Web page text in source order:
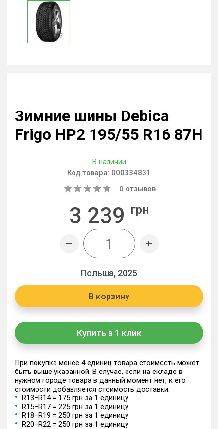
Зимние шины Debica
Frigo HP2 195/55 R16 87H
В наличии
Код товара: 000334831
0 отзывов
3 239 грн
Польша, 2025
В корзину
Купить в 1 клик
При покупке менее 4 единиц товара стоимость может
быть выше указанной. В случае, если на складе в
нужном городе товара в данный момент нет, к его
стоимости добавляется стоимость доставки.
R13–R14 = 175 грн за 1 единицу
R15–R17 = 225 грн за 1 единицу
R18–R19 = 250 грн за 1 единицу
R20–R22 = 250 грн за 1 единицу